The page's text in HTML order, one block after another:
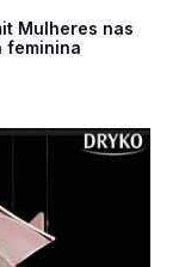
Mulheres nas
feminina